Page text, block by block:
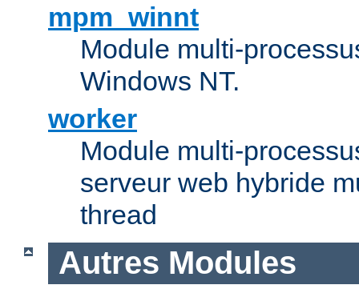
mpm_winnt
Module multi-
Windows NT.
worker
Module multi-
serveur web hybride
thread
Autres Modules